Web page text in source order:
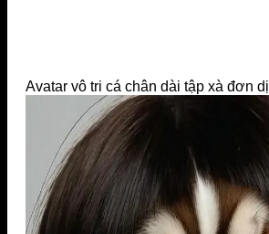
Avatar vô tri cá chân dài tập xà đơn dị